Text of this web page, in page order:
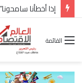
القائمة